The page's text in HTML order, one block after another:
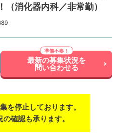
消化器内科／非常勤）
最新の募集状況を
問い合わせる
を停止しております。
確認も承ります。